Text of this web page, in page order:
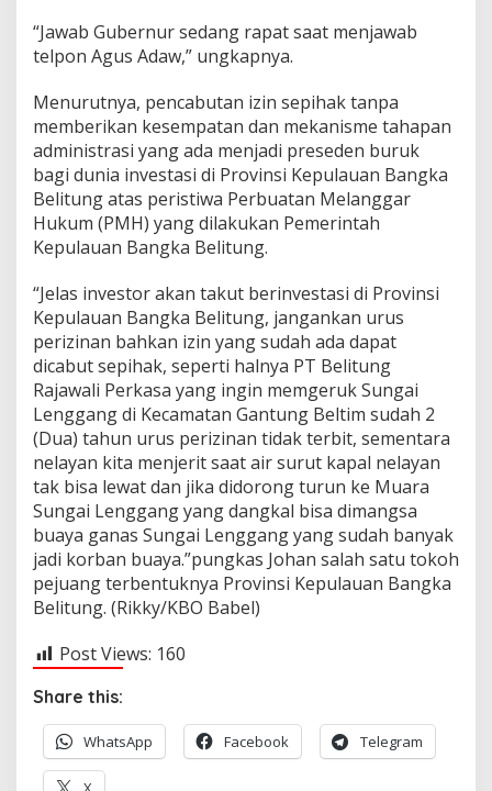
“Jawab Gubernur sedang rapat saat menjawab
telpon Agus Adaw,” ungkapnya.
Menurutnya, pencabutan izin sepihak tanpa
memberikan kesempatan dan mekanisme tahapan
administrasi yang ada menjadi preseden buruk
bagi dunia investasi di Provinsi Kepulauan Bangka
Belitung atas peristiwa Perbuatan Melanggar
Hukum (PMH) yang dilakukan Pemerintah
Kepulauan Bangka Belitung.
“Jelas investor akan takut berinvestasi di Provinsi
Kepulauan Bangka Belitung, jangankan urus
perizinan bahkan izin yang sudah ada dapat
dicabut sepihak, seperti halnya PT Belitung
Rajawali Perkasa yang ingin memgeruk Sungai
Lenggang di Kecamatan Gantung Beltim sudah 2
(Dua) tahun urus perizinan tidak terbit, sementara
nelayan kita menjerit saat air surut kapal nelayan
tak bisa lewat dan jika didorong turun ke Muara
Sungai Lenggang yang dangkal bisa dimangsa
buaya ganas Sungai Lenggang yang sudah banyak
jadi korban buaya.”pungkas Johan salah satu tokoh
pejuang terbentuknya Provinsi Kepulauan Bangka
Belitung. (Rikky/KBO Babel)
Post Views: 160
Share this:
WhatsApp Facebook Telegram